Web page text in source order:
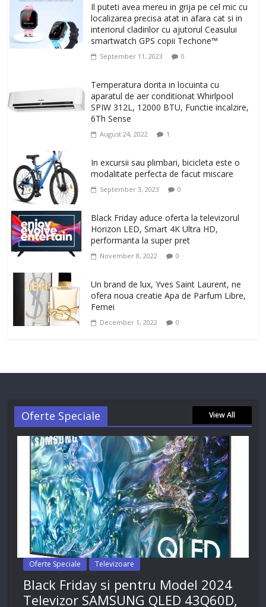
Il puteti avea mereu in grija pe cel mic cu
localizarea precisa atat in afara cat si in
interiorul cladirilor cu ajutorul Ceasului
smartwatch GPS copii Techone™
September 11, 2023 0
Temperatura dorita in locuinta cu
aparatul de aer conditionat Whirlpool
SPIW 312L, 12000 BTU, Functie incalzire,
6Th Sense
August 24, 2022 1
In excursii sau plimbari, bicicleta este o
modalitate perfecta de facut miscare
September 3, 2023 0
Black Friday aduce oferta la televizorul
Horizon LED, Smart 4K Ultra HD,
performanta la super pret
November 8, 2022 0
Un brand de lux, Yves Saint Laurent, ne
ofera noua creatie Apa de Parfum Libre,
Femei
December 1, 2022 0
Oferte Speciale View All
Oferte Speciale Televizoare
Black Friday si pentru Model 2024
Televizor SAMSUNG QLED 43Q60D,